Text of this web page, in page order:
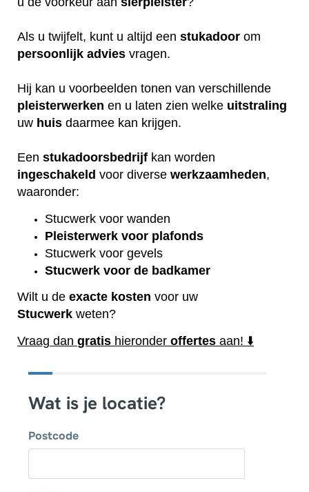
Als u twijfelt, kunt u altijd een stukadoor om
persoonlijk advies vragen.
Hij kan u voorbeelden tonen van verschillende
pleisterwerken en u laten zien welke uitstraling
uw huis daarmee kan krijgen.
Een stukadoorsbedrijf kan worden
ingeschakeld voor diverse werkzaamheden,
waaronder:
Stucwerk voor wanden
Pleisterwerk voor plafonds
Stucwerk voor gevels
Stucwerk voor de badkamer
Wilt u de exacte kosten voor uw
Stucwerk weten?
Vraag dan gratis hieronder offertes aan! ⬇️